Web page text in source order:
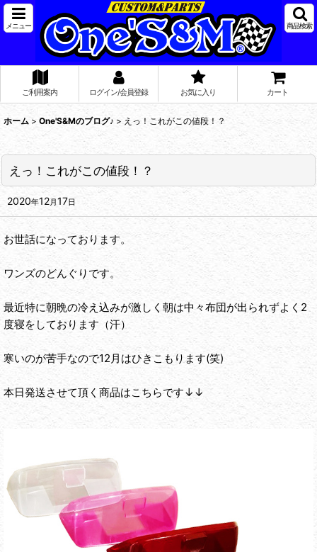
メニュー 商品検索
ご利用案内 ログイン/会員登録 お気に入り カート
ホーム > One'S&Mのブログ♪ > えっ！これがこの値段！？
えっ！これがこの値段！？
2020年12月17日
お世話になっております。
ワンズのどんぐりです。
最近特に朝晩の冷え込みが激しく朝は中々布団が出られずよく2
度寝をしております（汗）
寒いのが苦手なので12月はひきこもります(笑)
本日発送させて頂く商品はこちらです↓↓